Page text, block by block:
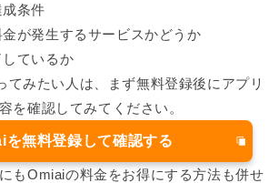
条件
が発生するサービスかどうか
ているか
てみたい人は、まず無料登録後にアプリ
を確認してみてください。
を無料登録して確認する
もOmiaiの料金をお得にする方法も併せ